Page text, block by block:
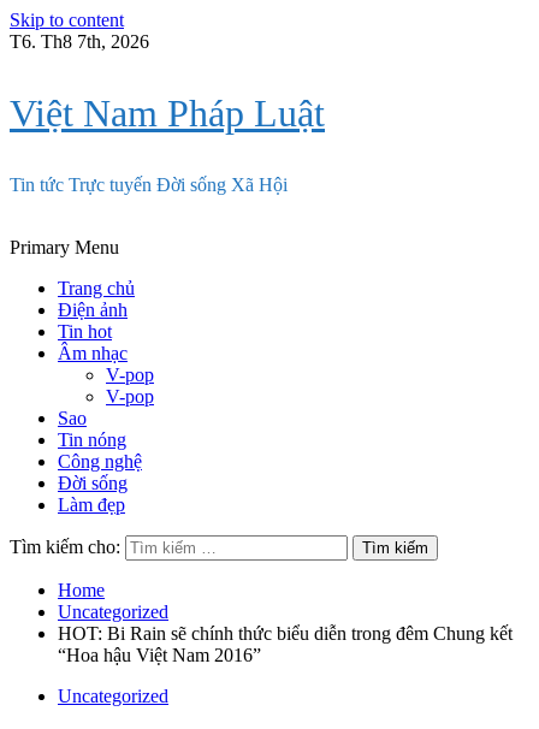
Skip to content
T6. Th8 7th, 2026
Việt Nam Pháp Luật
Tin tức Trực tuyến Đời sống Xã Hội
Primary Menu
Trang chủ
Điện ảnh
Tin hot
Âm nhạc
V-pop
V-pop
Sao
Tin nóng
Công nghệ
Đời sống
Làm đẹp
Tìm kiếm cho:
Home
Uncategorized
HOT: Bi Rain sẽ chính thức biểu diễn trong đêm Chung kết
“Hoa hậu Việt Nam 2016”
Uncategorized